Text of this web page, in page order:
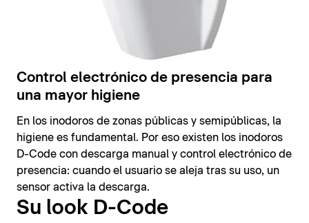
Control electrónico de presencia para
una mayor higiene
En los inodoros de zonas públicas y semipúblicas, la
higiene es fundamental. Por eso existen los inodoros
D-Code con descarga manual y control electrónico de
presencia: cuando el usuario se aleja tras su uso, un
sensor activa la descarga.
Su look D-Code